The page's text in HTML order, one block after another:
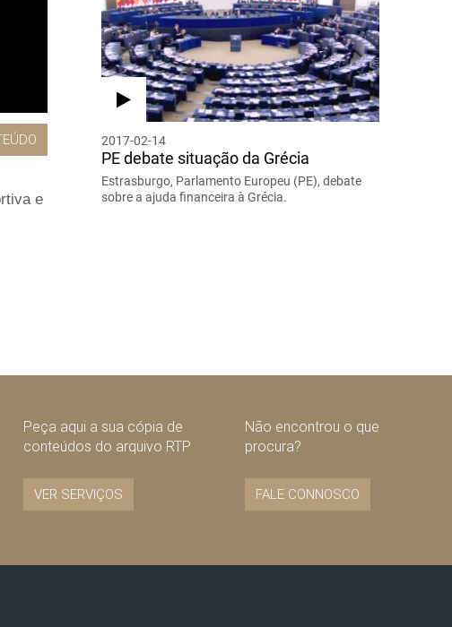
e
2017-02-14
PE debate situação da Grécia
Estrasburgo, Parlamento Europeu (PE), debate
sobre a ajuda financeira à Grécia.
Peça aqui a sua cópia de
conteúdos do arquivo RTP
VER SERVIÇOS
Não encontrou o que
procura?
FALE CONNOSCO